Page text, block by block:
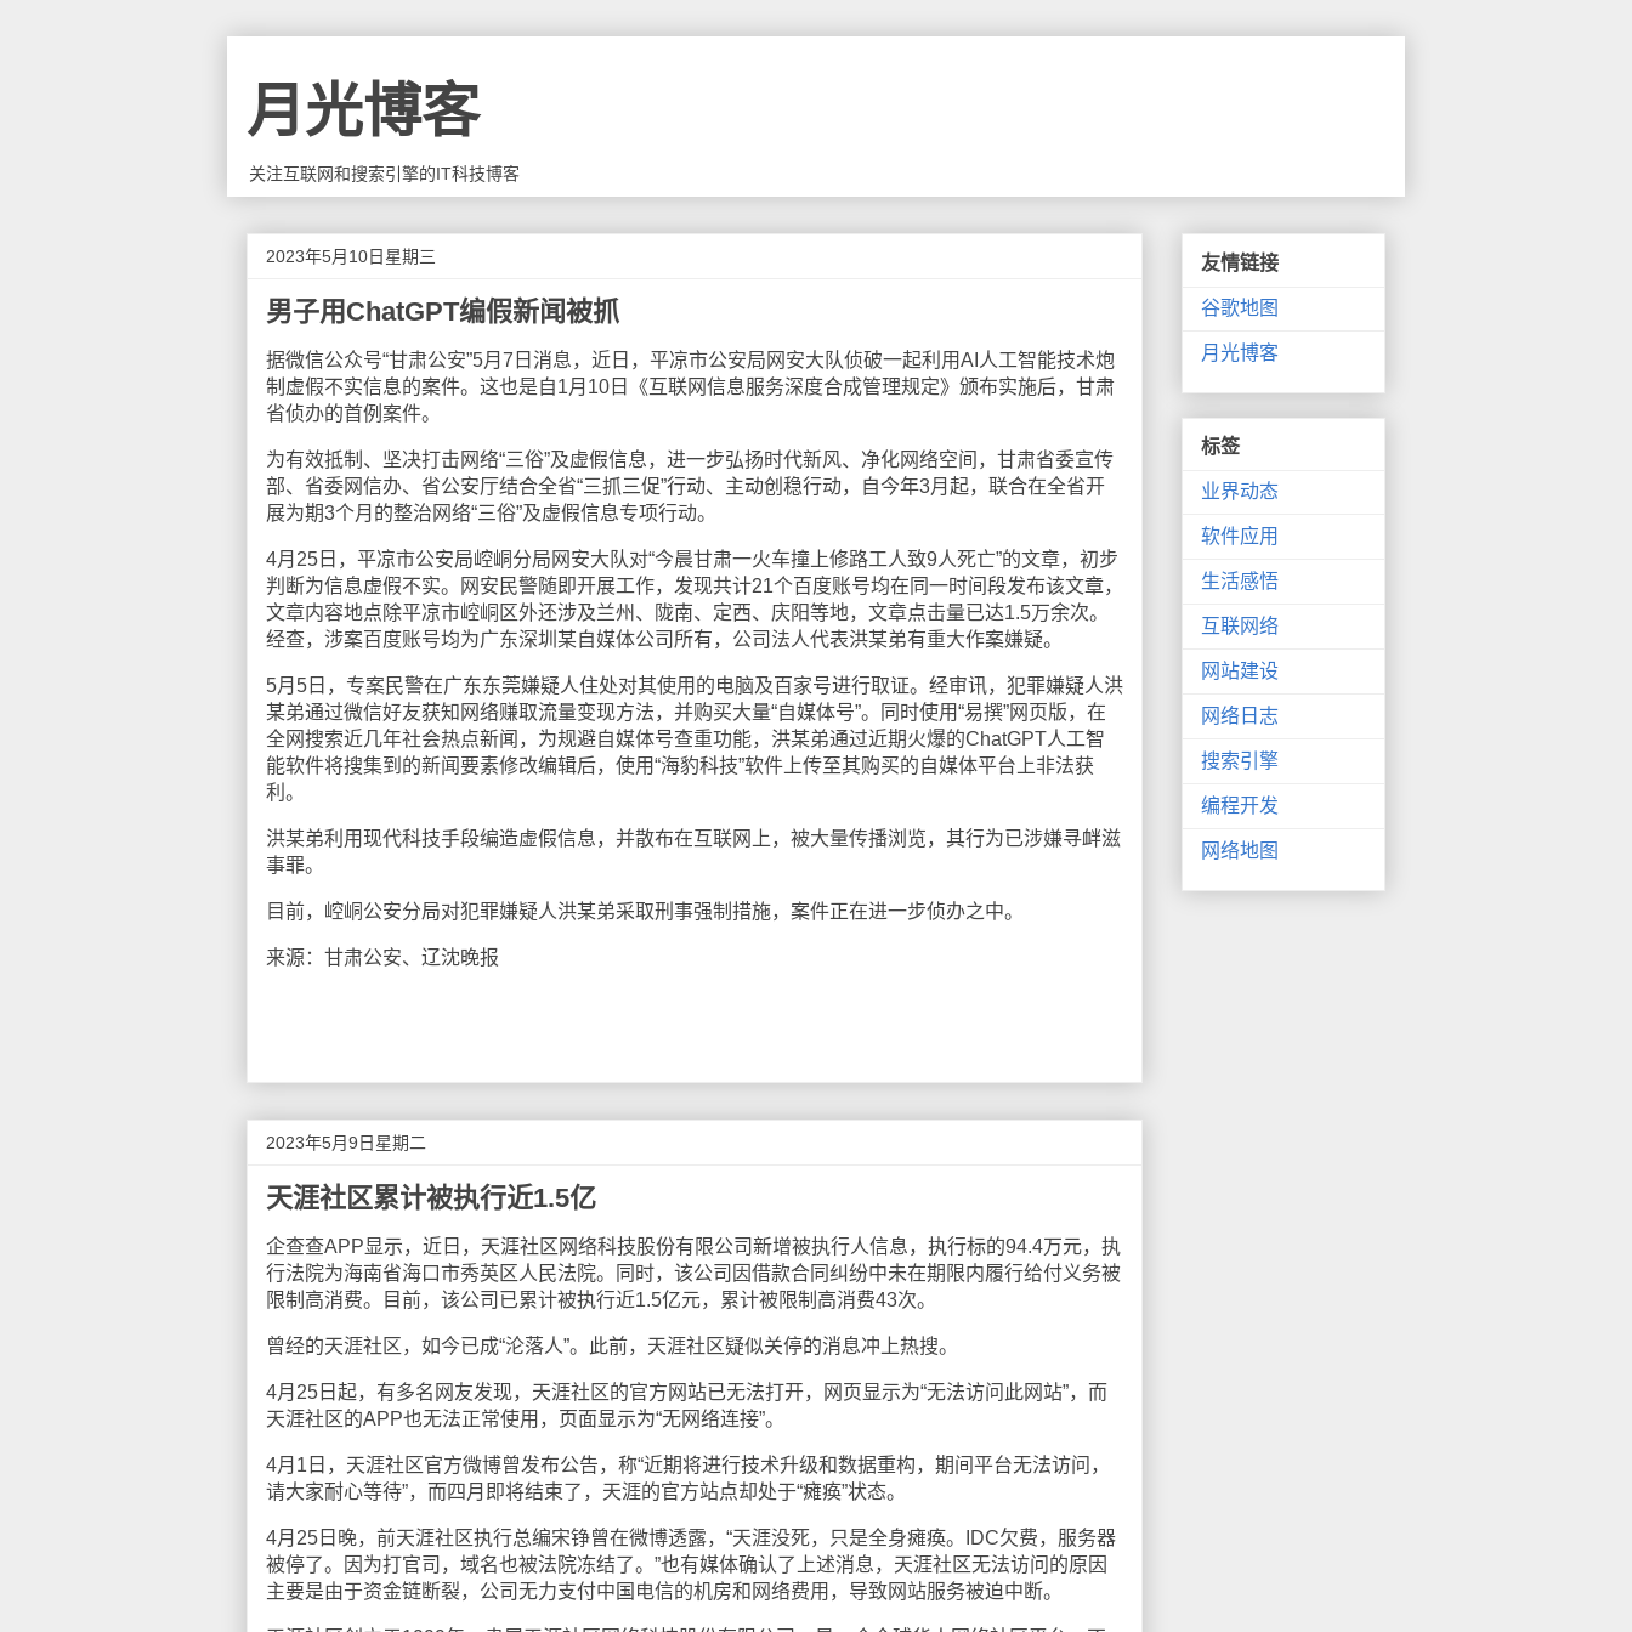
月光博客
关注互联网和搜索引擎的IT科技博客
2023年5月10日星期三
男子用ChatGPT编假新闻被抓
据微信公众号“甘肃公安”5月7日消息，近日，平凉市公安局网安大队侦破一起利用AI人工智能技术炮
制虚假不实信息的案件。这也是自1月10日《互联网信息服务深度合成管理规定》颁布实施后，甘肃
省侦办的首例案件。
为有效抵制、坚决打击网络“三俗”及虚假信息，进一步弘扬时代新风、净化网络空间，甘肃省委宣传
部、省委网信办、省公安厅结合全省“三抓三促”行动、主动创稳行动，自今年3月起，联合在全省开
展为期3个月的整治网络“三俗”及虚假信息专项行动。
4月25日，平凉市公安局崆峒分局网安大队对“今晨甘肃一火车撞上修路工人致9人死亡”的文章，初步
判断为信息虚假不实。网安民警随即开展工作，发现共计21个百度账号均在同一时间段发布该文章，
文章内容地点除平凉市崆峒区外还涉及兰州、陇南、定西、庆阳等地，文章点击量已达1.5万余次。
经查，涉案百度账号均为广东深圳某自媒体公司所有，公司法人代表洪某弟有重大作案嫌疑。
5月5日，专案民警在广东东莞嫌疑人住处对其使用的电脑及百家号进行取证。经审讯，犯罪嫌疑人洪
某弟通过微信好友获知网络赚取流量变现方法，并购买大量“自媒体号”。同时使用“易撰”网页版，在
全网搜索近几年社会热点新闻，为规避自媒体号查重功能，洪某弟通过近期火爆的ChatGPT人工智
能软件将搜集到的新闻要素修改编辑后，使用“海豹科技”软件上传至其购买的自媒体平台上非法获
利。
洪某弟利用现代科技手段编造虚假信息，并散布在互联网上，被大量传播浏览，其行为已涉嫌寻衅滋
事罪。
目前，崆峒公安分局对犯罪嫌疑人洪某弟采取刑事强制措施，案件正在进一步侦办之中。
来源：甘肃公安、辽沈晚报
2023年5月9日星期二
天涯社区累计被执行近1.5亿
企查查APP显示，近日，天涯社区网络科技股份有限公司新增被执行人信息，执行标的94.4万元，执
行法院为海南省海口市秀英区人民法院。同时，该公司因借款合同纠纷中未在期限内履行给付义务被
限制高消费。目前，该公司已累计被执行近1.5亿元，累计被限制高消费43次。
曾经的天涯社区，如今已成“沦落人”。此前，天涯社区疑似关停的消息冲上热搜。
4月25日起，有多名网友发现，天涯社区的官方网站已无法打开，网页显示为“无法访问此网站”，而
天涯社区的APP也无法正常使用，页面显示为“无网络连接”。
4月1日，天涯社区官方微博曾发布公告，称“近期将进行技术升级和数据重构，期间平台无法访问，
请大家耐心等待”，而四月即将结束了，天涯的官方站点却处于“瘫痪”状态。
4月25日晚，前天涯社区执行总编宋铮曾在微博透露，“天涯没死，只是全身瘫痪。IDC欠费，服务器
被停了。因为打官司，域名也被法院冻结了。”也有媒体确认了上述消息，天涯社区无法访问的原因
主要是由于资金链断裂，公司无力支付中国电信的机房和网络费用，导致网站服务被迫中断。
友情链接
谷歌地图
月光博客
标签
业界动态
软件应用
生活感悟
互联网络
网站建设
网络日志
搜索引擎
编程开发
网络地图